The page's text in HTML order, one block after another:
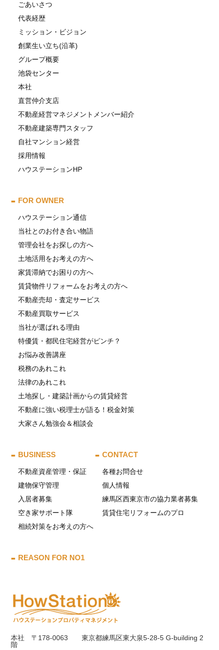
ごあいさつ
代表経歴
ミッション・ビジョン
創業生い立ち(沿革)
グループ概要
池袋センター
本社
直営仲介支店
不動産経営マネジメントメンバー紹介
不動産建築専門スタッフ
自社マンション経営
採用情報
ハウステーションHP
FOR OWNER
ハウステーション通信
当社とのお付き合い物語
管理会社をお探しの方へ
土地活用をお考えの方へ
家賃滞納でお困りの方へ
賃貸物件リフォームをお考えの方へ
不動産売却・査定サービス
不動産買取サービス
当社が選ばれる理由
特優賃・都民住宅経営がピンチ？
お悩み改善講座
税務のあれこれ
法律のあれこれ
土地探し・建築計画からの賃貸経営
不動産に強い税理士が語る！税金対策
大家さん勉強会＆相談会
BUSINESS
不動産資産管理・保証
建物保守管理
入居者募集
空き家サポート隊
相続対策をお考えの方へ
REASON FOR NO1
CONTACT
各種お問合せ
個人情報
練馬区西東京市の協力業者募集
賃貸住宅リフォームのプロ
本社 〒178-0063 東京都練馬区東大泉5-28-5 G-building 2
階